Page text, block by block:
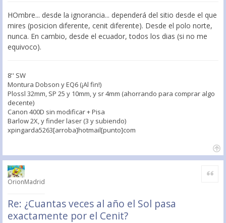
HOmbre... desde la ignorancia... dependerá del sitio desde el que
mires (posicion diferente, cenit diferente). Desde el polo norte,
nunca. En cambio, desde el ecuador, todos los dias (si no me
equivoco).
8'' SW
Montura Dobson y EQ6 (¡Al fin!)
Plossl 32mm, SP 25 y 10mm, y sr 4mm (ahorrando para comprar algo
decente)
Canon 400D sin modificar + Pisa
Barlow 2X, y finder laser (3 y subiendo)
xpingarda5263[arroba]hotmail[punto]com
OrionMadrid
Re: ¿Cuantas veces al año el Sol pasa
exactamente por el Cenit?
Citar